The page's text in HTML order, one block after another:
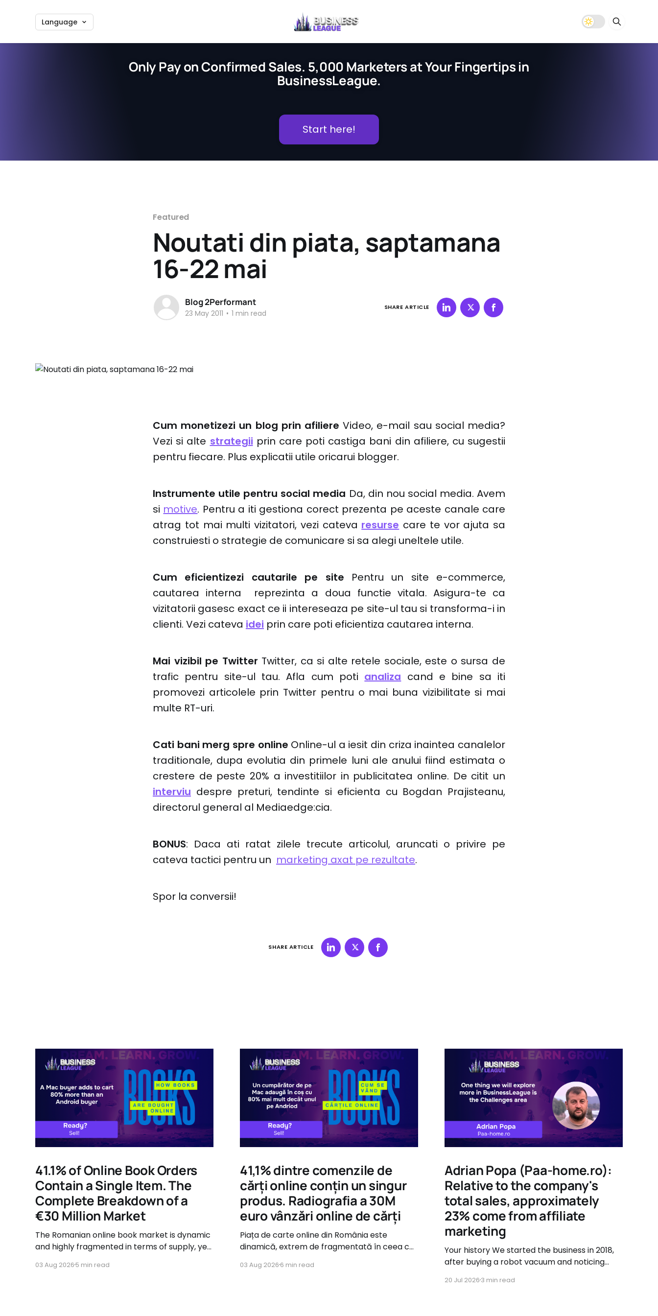
Language
Only Pay on Confirmed Sales. 5,000 Marketers at Your Fingertips in
BusinessLeague.
Start here!
Featured
Noutati din piata, saptamana
16-22 mai
Blog 2Performant
23 May 2011 • 1 min read
SHARE ARTICLE
Cum monetizezi un blog prin afiliere Video, e-mail sau social media?
Vezi si alte strategii prin care poti castiga bani din afiliere, cu sugestii
pentru fiecare. Plus explicatii utile oricarui blogger.
Instrumente utile pentru social media Da, din nou social media. Avem
si motive. Pentru a iti gestiona corect prezenta pe aceste canale care
atrag tot mai multi vizitatori, vezi cateva resurse care te vor ajuta sa
construiesti o strategie de comunicare si sa alegi uneltele utile.
Cum eficientizezi cautarile pe site Pentru un site e-commerce,
cautarea interna reprezinta a doua functie vitala. Asigura-te ca
vizitatorii gasesc exact ce ii intereseaza pe site-ul tau si transforma-i in
clienti. Vezi cateva idei prin care poti eficientiza cautarea interna.
Mai vizibil pe Twitter Twitter, ca si alte retele sociale, este o sursa de
trafic pentru site-ul tau. Afla cum poti analiza cand e bine sa iti
promovezi articolele prin Twitter pentru o mai buna vizibilitate si mai
multe RT-uri.
Cati bani merg spre online Online-ul a iesit din criza inaintea canalelor
traditionale, dupa evolutia din primele luni ale anului fiind estimata o
crestere de peste 20% a investitiilor in publicitatea online. De citit un
interviu despre preturi, tendinte si eficienta cu Bogdan Prajisteanu,
directorul general al Mediaedge:cia.
BONUS: Daca ati ratat zilele trecute articolul, aruncati o privire pe
cateva tactici pentru un marketing axat pe rezultate.
Spor la conversii!
SHARE ARTICLE
41.1% of Online Book Orders
Contain a Single Item. The
Complete Breakdown of a
€30 Million Market
The Romanian online book market is dynamic
and highly fragmented in terms of supply, yet
when it comes to user behavior.
03 Aug 2026 5 min read
41,1% dintre comenzile de
cărți online conțin un singur
produs. Radiografia a 30M
euro vânzări online de cărți
Piața de carte online din România este
dinamică, extrem de fragmentată în ceea ce
consum foarte clare atunci când vine vorba
03 Aug 20266 min read
Adrian Popa (Paa-home.ro):
Relative to the company's
total sales, approximately
23% come from affiliate
marketing
Your history We started the business in 2018,
after buying a robot vacuum and noticing
available. That's when we asked ourselves if
20 Jul 20263 min read